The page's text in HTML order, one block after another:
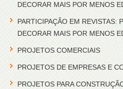
DECORAR MAIS POR MENOS
PARTICIPAÇÃO EM REVISTAS:
DECORAR MAIS POR MENOS
PROJETOS COMERCIAIS
PROJETOS DE EMPRESAS E
PROJETOS PARA